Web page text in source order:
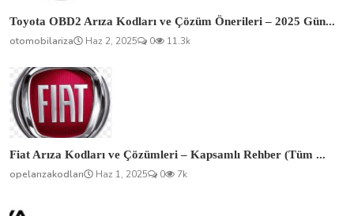
Toyota OBD2 Arıza Kodları ve Çözüm Önerileri – 2025 Gün...
otomobilariza
Haz 2, 2025 0 11.3k
Fiat Arıza Kodları ve Çözümleri – Kapsamlı Rehber (Tüm ...
opelarızakodları
Haz 1, 2025 0 7k